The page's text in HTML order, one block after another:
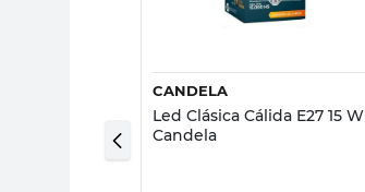
Vista rápida
CANDELA
Led Clásica Cálida E27 15 W
Candela